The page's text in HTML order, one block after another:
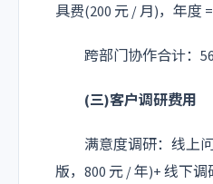
具费(200 元 / 月)，年度 =
跨部门协作合计：
(三)客户调研费用
满意度调研：线上问
版，800 元 / 年)+ 线下